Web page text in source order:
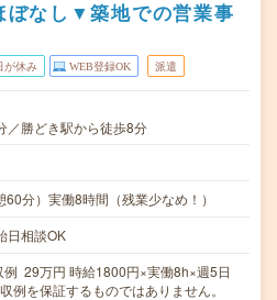
ぼなし▼築地での営業事
が休み WEB登録OK 派遣
／勝どき駅から徒歩8分
分）実働8時間（残業少なめ！）
相談OK
29万円 時給1800円×実働8h×週5日
例を保証するものではありません。